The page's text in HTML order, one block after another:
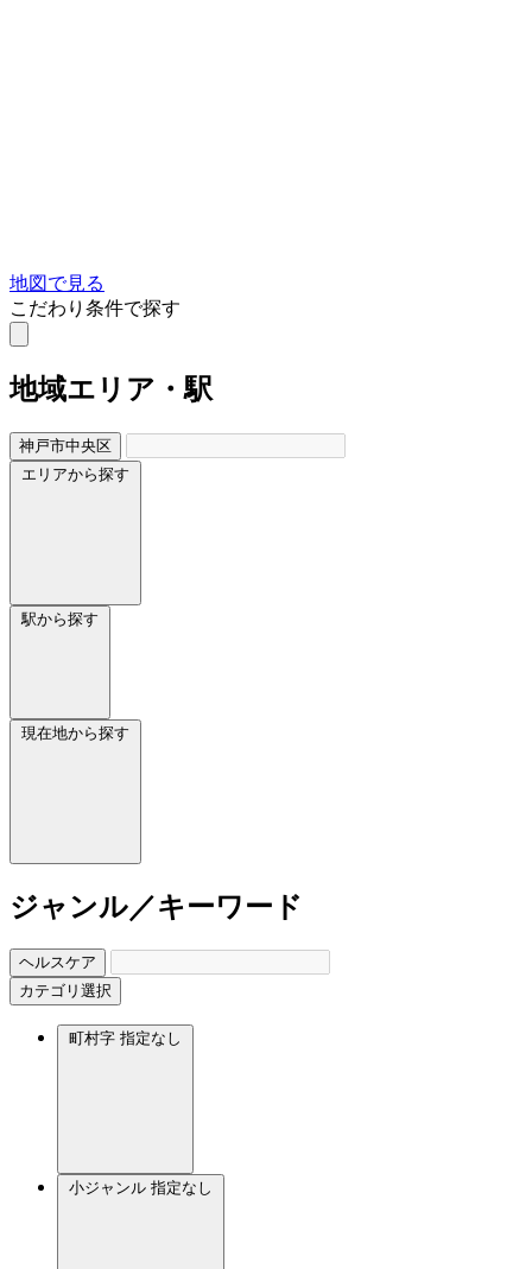
地図で見る
こだわり条件で探す
地域エリア・駅
神戸市中央区
エリアから探す
駅から探す
現在地から探す
ジャンル／キーワード
ヘルスケア
カテゴリ選択
町村字 指定なし
小ジャンル 指定なし